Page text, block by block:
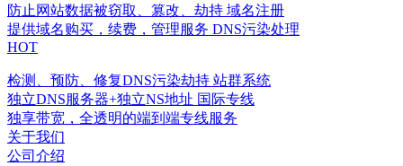
防止网站数据被窃取、篡改、劫持 域名注册
提供域名购买，续费，管理服务 DNS污染处理
HOT
检测、预防、修复DNS污染劫持 站群系统
独立DNS服务器+独立NS地址 国际专线
独享带宽，全透明的端到端专线服务
关于我们
公司介绍